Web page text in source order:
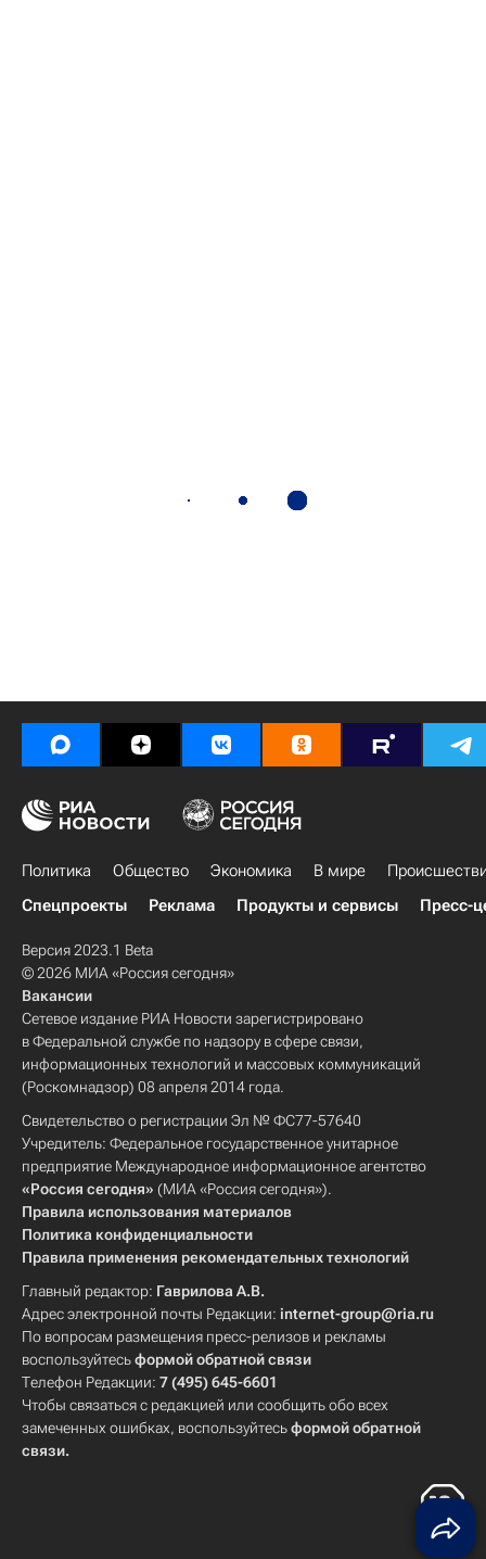
Политика Общество Экономика В мире
Спецпроекты
Реклама Продукты и сервисы Пресс-
Версия 2023.1 Beta
© 2026 МИА «Россия сегодня»
Вакансии
Сетевое издание РИА Новости зарегистрировано
в Федеральной службе по надзору в сфере связи,
информационных технологий и массовых коммуникаций
(Роскомнадзор) 08 апреля 2014 года.
Свидетельство о регистрации Эл № ФС77-57640
Учредитель: Федеральное государственное унитарное
предприятие Международное информационное агентство
«Россия сегодня» (МИА «Россия сегодня»).
Правила использования материалов
Политика конфиденциальности
Правила применения рекомендательных технологий
Главный редактор: Гаврилова А.В.
Адрес электронной почты Редакции: internet-group@ria.ru
По вопросам размещения пресс-релизов и рекламы
воспользуйтесьформой обратной связи
Телефон Редакции: 7 (495) 645-6601
Чтобы связаться с редакцией или сообщить обо всех
замеченных ошибках, воспользуйтесьформой обратной
связи.